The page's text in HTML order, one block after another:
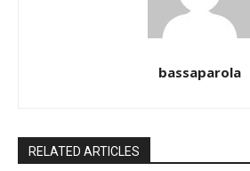
bassaparola
RELATED ARTICLES